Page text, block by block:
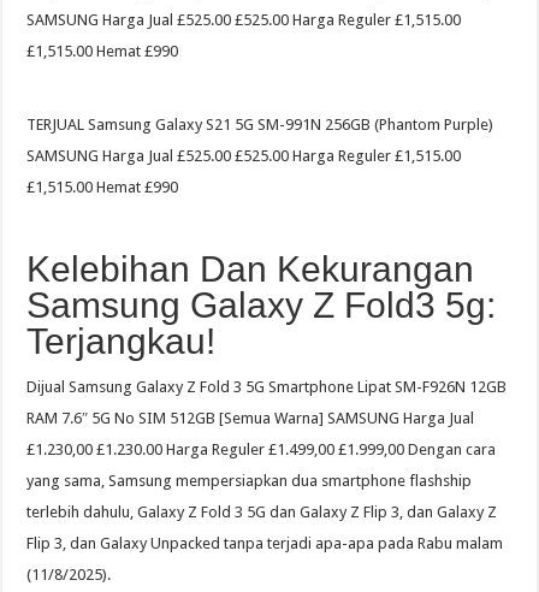
SAMSUNG Harga Jual £525.00 £525.00 Harga Reguler £1,515.00
£1,515.00 Hemat £990
TERJUAL Samsung Galaxy S21 5G SM-991N 256GB (Phantom Purple)
SAMSUNG Harga Jual £525.00 £525.00 Harga Reguler £1,515.00
£1,515.00 Hemat £990
Kelebihan Dan Kekurangan
Samsung Galaxy Z Fold3 5g:
Terjangkau!
Dijual Samsung Galaxy Z Fold 3 5G Smartphone Lipat SM-F926N 12GB
RAM 7.6″ 5G No SIM 512GB [Semua Warna] SAMSUNG Harga Jual
£1.230,00 £1.230.00 Harga Reguler £1.499,00 £1.999,00 Dengan cara
yang sama, Samsung mempersiapkan dua smartphone flashship
terlebih dahulu, Galaxy Z Fold 3 5G dan Galaxy Z Flip 3, dan Galaxy Z
Flip 3, dan Galaxy Unpacked tanpa terjadi apa-apa pada Rabu malam
(11/8/2025).